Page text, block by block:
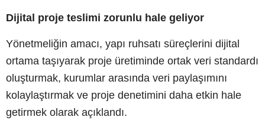
Dijital proje teslimi zorunlu hale geliyor
Yönetmeliğin amacı, yapı ruhsatı süreçlerini dijital
ortama taşıyarak proje üretiminde ortak veri standardı
oluşturmak, kurumlar arasında veri paylaşımını
kolaylaştırmak ve proje denetimini daha etkin hale
getirmek olarak açıklandı.